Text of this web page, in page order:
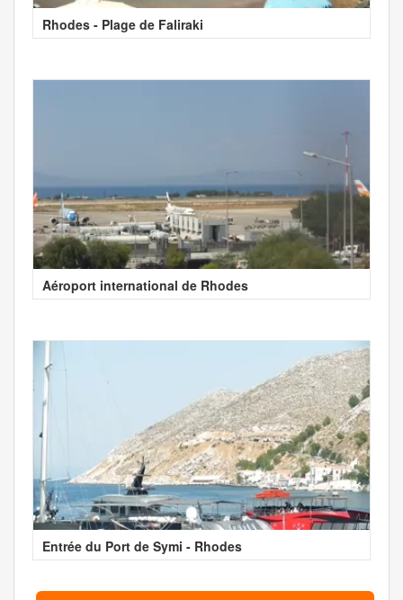
Rhodes - Plage de Faliraki
Aéroport international de Rhodes
Entrée du Port de Symi - Rhodes